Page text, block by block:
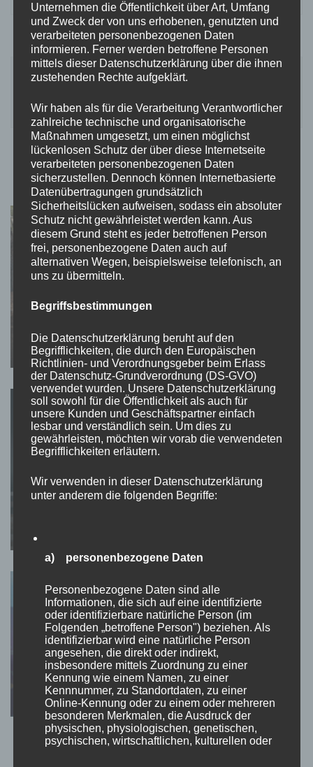
Beitragsnavigation
Vorheriger Artikel
Momente im Leben… Geschichte…
Für dich vielleicht ebenfalls interessant …
Vergiss nie deinem Herzen zu folgen
TEATIMESTORIES
So wie du jetzt bist – und nicht
TEATIMESTORIES
Es ist in Ordnung…
Unternehmen die Öffentlichkeit über Art, Umfang
und Zweck der von uns erhobenen, genutzten und
verarbeiteten personenbezogenen Daten
informieren. Ferner werden betroffene Personen
mittels dieser Datenschutzerklärung über die ihnen
zustehenden Rechte aufgeklärt.
Wir haben als für die Verarbeitung Verantwortlicher
zahlreiche technische und organisatorische
Maßnahmen umgesetzt, um einen möglichst
lückenlosen Schutz der über diese Internetseite
verarbeiteten personenbezogenen Daten
sicherzustellen. Dennoch können Internetbasierte
Datenübertragungen grundsätzlich
Sicherheitslücken aufweisen, sodass ein absoluter
Schutz nicht gewährleistet werden kann. Aus
diesem Grund steht es jeder betroffenen Person
frei, personenbezogene Daten auch auf
alternativen Wegen, beispielsweise telefonisch, an
uns zu übermitteln.
Begriffsbestimmungen
Die Datenschutzerklärung beruht auf den
Begrifflichkeiten, die durch den Europäischen
Richtlinien- und Verordnungsgeber beim Erlass
der Datenschutz-Grundverordnung (DS-GVO)
verwendet wurden. Unsere Datenschutzerklärung
soll sowohl für die Öffentlichkeit als auch für
unsere Kunden und Geschäftspartner einfach
lesbar und verständlich sein. Um dies zu
gewährleisten, möchten wir vorab die verwendeten
Begrifflichkeiten erläutern.
Wir verwenden in dieser Datenschutzerklärung
unter anderem die folgenden Begriffe:
a) personenbezogene Daten
Personenbezogene Daten sind alle
Informationen, die sich auf eine identifizierte
oder identifizierbare natürliche Person (im
Folgenden „betroffene Person") beziehen. Als
identifizierbar wird eine natürliche Person
angesehen, die direkt oder indirekt,
insbesondere mittels Zuordnung zu einer
Kennung wie einem Namen, zu einer
Kennnummer, zu Standortdaten, zu einer
Online-Kennung oder zu einem oder mehreren
besonderen Merkmalen, die Ausdruck der
physischen, physiologischen, genetischen,
psychischen, wirtschaftlichen, kulturellen oder